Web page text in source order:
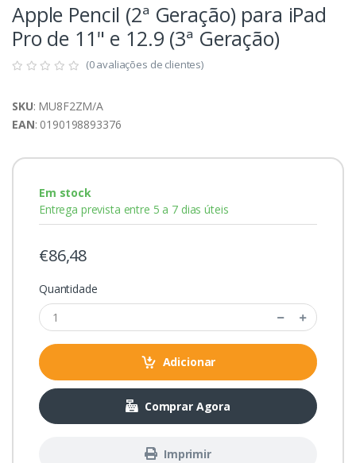
Apple Pencil (2ª Geração) para iPad
Pro de 11" e 12.9 (3ª Geração)
(0 avaliações de clientes)
SKU: MU8F2ZM/A
EAN: 0190198893376
Em stock
Entrega prevista entre 5 a 7 dias úteis
€86,48
Quantidade
Adicionar
Comprar Agora
Imprimir